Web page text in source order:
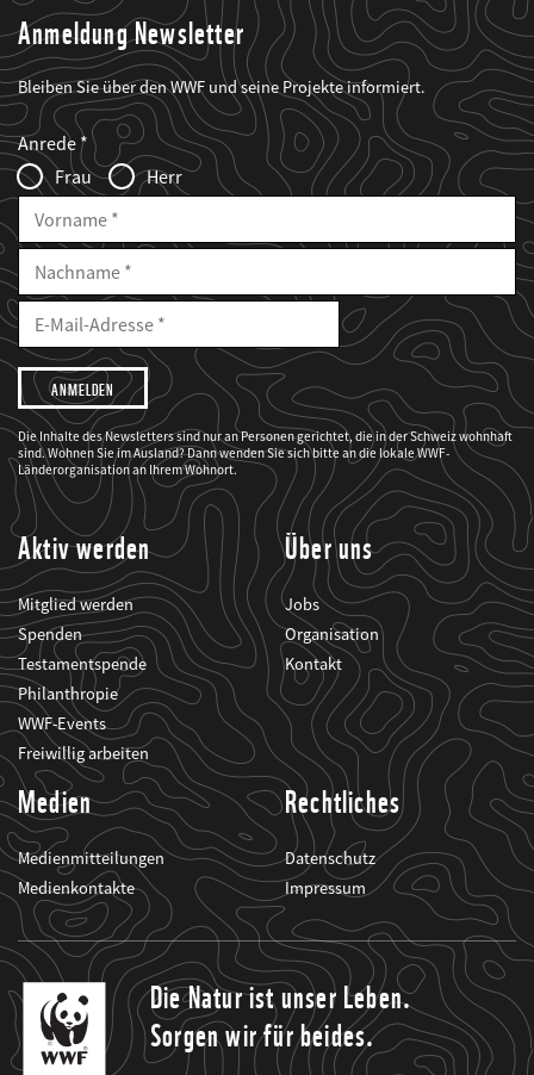
Anmeldung Newsletter
Bleiben Sie über den WWF und seine Projekte informiert.
Web2Case
Infofelder
Fieldset
anrede_name
Anrede
Frau
Herr
Vorname
Nachname
E-
Mailadresse
E-
Adresse
Ich
möchte,
dass
der
WWF
mich
über
seine
Projekte
informiert.
Die Inhalte des Newsletters sind nur an Personen gerichtet, die in der Schweiz wohnhaft
sind. Wohnen Sie im Ausland? Dann wenden Sie sich bitte an die lokale WWF-
Länderorganisation an Ihrem Wohnort.
Aktiv werden
Mitglied werden
Spenden
Testamentspende
Philanthropie
WWF-Events
Freiwillig arbeiten
Über uns
Jobs
Organisation
Kontakt
Medien
Medienmitteilungen
Medienkontakte
Rechtliches
Datenschutz
Impressum
Die Natur ist unser Leben.
Sorgen wir für beides.